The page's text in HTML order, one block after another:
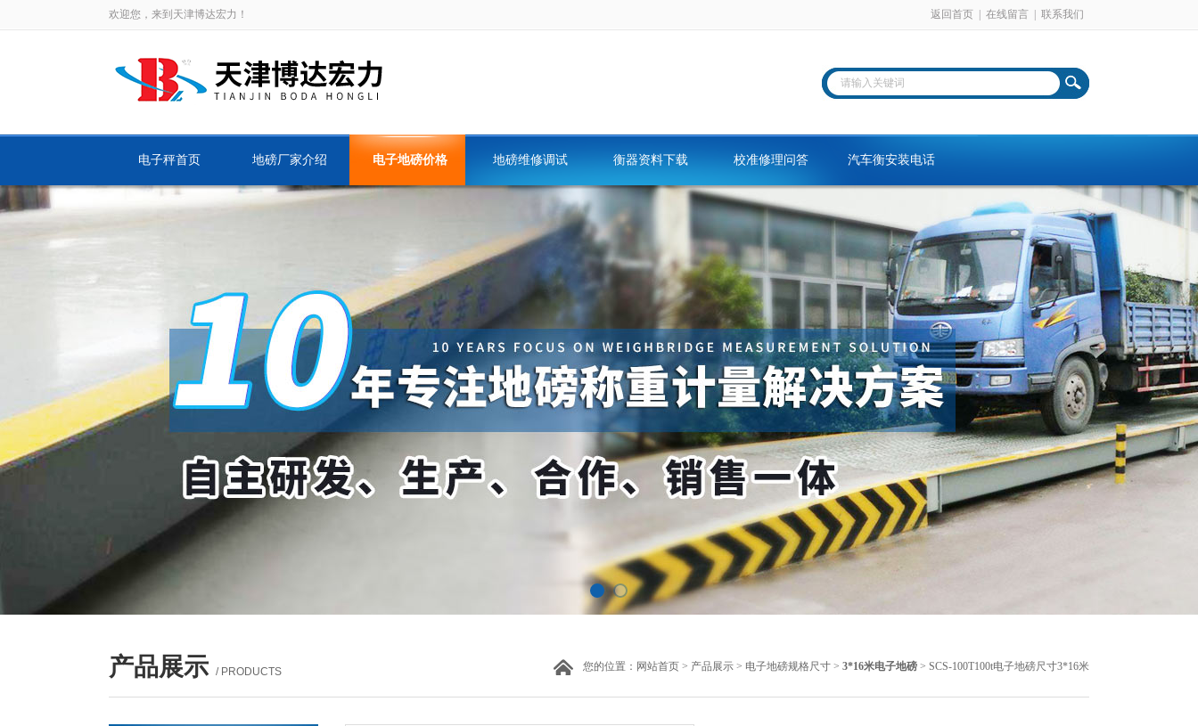
欢迎您，来到天津博达宏力！ 返回首页 在线留言 联系我们
电子秤首页 地磅厂家介绍 电子地磅价格 地磅维修调试 衡器资料下载 校准修理问答 汽车衡安装电话
产品展示 / PRODUCTS 您的位置： 网站首页 > 产品展示 > 电子地磅规格尺寸 > 3*16米电子地磅 > SCS-100T100t电子地磅尺寸3*16米